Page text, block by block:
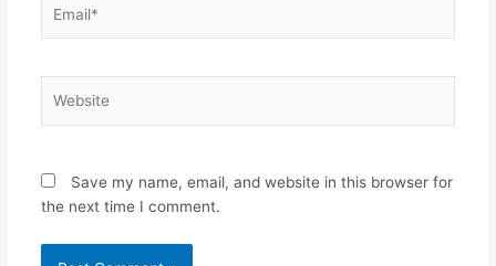
Save my name, email, and website in this browser for
the next time I comment.